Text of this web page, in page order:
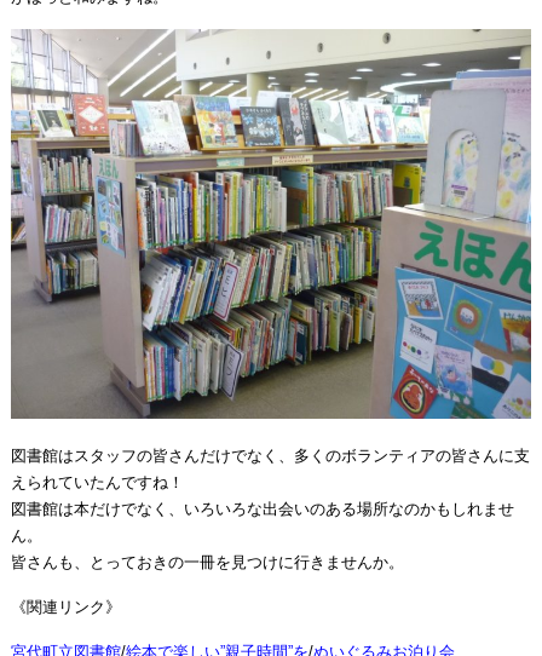
図書館はスタッフの皆さんだけでなく、多くのボランティアの皆さんに支
えられていたんですね！
図書館は本だけでなく、いろいろな出会いのある場所なのかもしれませ
ん。
皆さんも、とっておきの一冊を見つけに行きませんか。
《関連リンク》
宮代町立図書館/絵本で楽しい”親子時間”を/ぬいぐるみお泊り会